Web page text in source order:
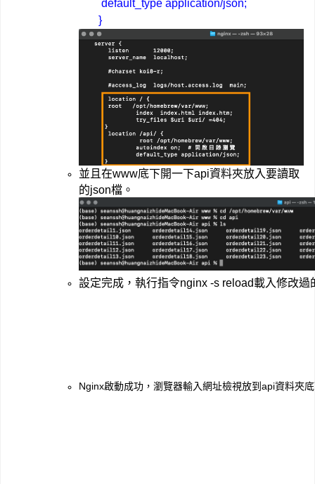
default_type application/json;
}
並且在www底下開一下api資料夾放入要讀取
的json檔。
設定完成，執行指令nginx -s reload載入修改過
Nginx啟動成功，瀏覽器輸入網址檢視放到api資料夾